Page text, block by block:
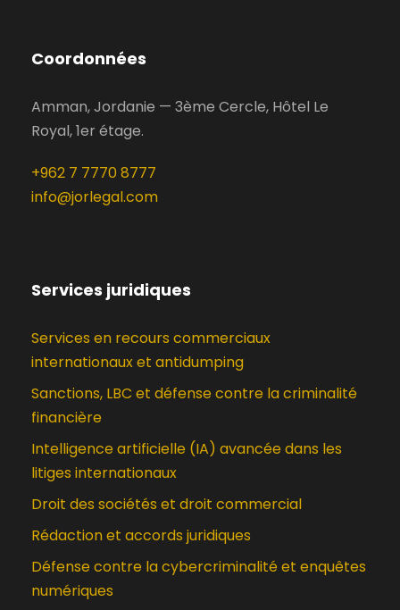
Coordonnées
Amman, Jordanie — 3ème Cercle, Hôtel Le
Royal, 1er étage.
+962 7 7770 8777
info@jorlegal.com
Services juridiques
Services en recours commerciaux
internationaux et antidumping
Sanctions, LBC et défense contre la criminalité
financière
Intelligence artificielle (IA) avancée dans les
litiges internationaux
Droit des sociétés et droit commercial
Rédaction et accords juridiques
Défense contre la cybercriminalité et enquêtes
numériques